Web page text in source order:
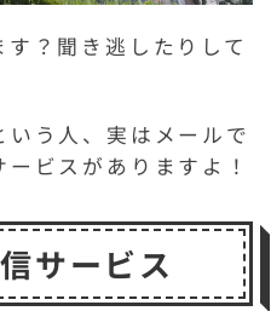
？聞き逃したりして
う人、実はメールで
ビスがありますよ！
サービス